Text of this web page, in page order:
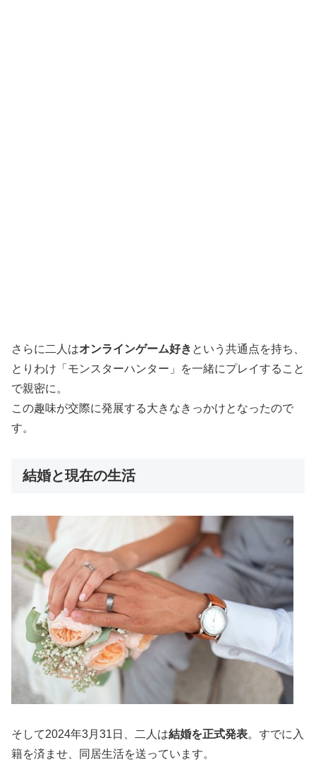
さらに二人はオンラインゲーム好き という共通点を持ち、
とりわけ「モンスターハンター」を一緒にプレイすること
で親密に。
この趣味が交際に発展する大きなきっかけとなったので
す。
結婚と現在の生活
そして2024年3月31日、二人は結婚を正式発表。すでに入
籍を済ませ、同居生活を送っています。